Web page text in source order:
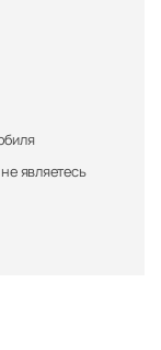
являетесь